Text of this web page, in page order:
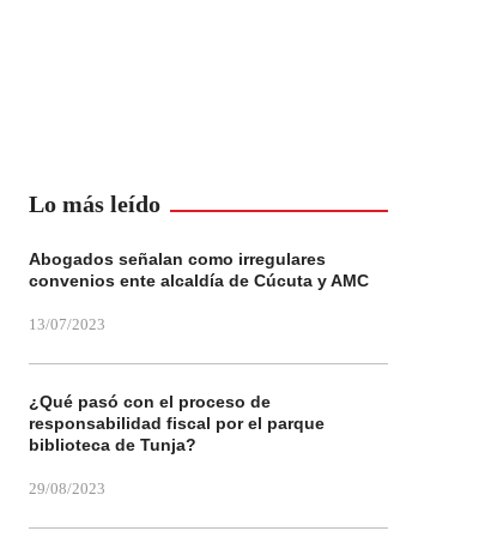
Lo más leído
Abogados señalan como irregulares
convenios ente alcaldía de Cúcuta y AMC
13/07/2023
¿Qué pasó con el proceso de
responsabilidad fiscal por el parque
biblioteca de Tunja?
29/08/2023